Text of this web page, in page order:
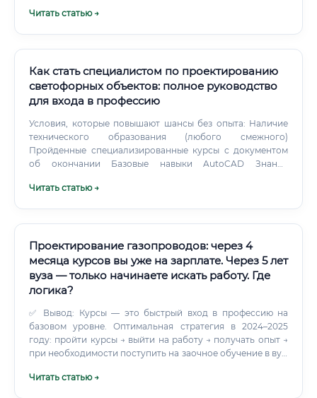
личностных качеств (Soft Skills).
Читать статью →
Как стать специалистом по проектированию
светофорных объектов: полное руководство
для входа в профессию
Условия, которые повышают шансы без опыта: Наличие
технического образования (любого смежного)
Пройденные специализированные курсы с документом
об окончании Базовые навыки AutoCAD Знание
структуры Мотивация и готовность учиться у опытных
месте. Какие документы требуются для трудоустройства
📋 Стандартный пакет документов при устройстве на
работу: Сколько зарабатывают выпускники курсов и как
быстро окупается обучение 💰 Рассмотрим реальную
окупается исключительно быстро — в среднем за 1–2
месяца работы.
Читать статью →
Проектирование газопроводов: через 4
месяца курсов вы уже на зарплате. Через 5 лет
вуза — только начинаете искать работу. Где
логика?
✅ Вывод: Курсы — это быстрый вход в профессию на
базовом уровне. Оптимальная стратегия в 2024–2025
году: пройти курсы → выйти на работу → получать опыт →
при необходимости поступить на заочное обучение в вуз.
Проектировщик газопроводов — это инженерно-
Читать статью →